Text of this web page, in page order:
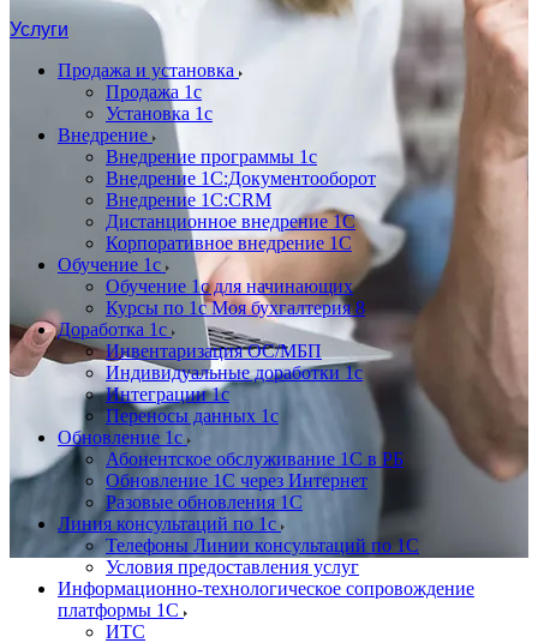
Услуги
Продажа и установка
Продажа 1с
Установка 1с
Внедрение
Внедрение программы 1с
Внедрение 1С:Документооборот
Внедрение 1С:CRM
Дистанционное внедрение 1С
Корпоративное внедрение 1С
Обучение 1с
Обучение 1с для начинающих
Курсы по 1с Моя бухгалтерия 8
Доработка 1с
Инвентаризация ОС/МБП
Индивидуальные доработки 1с
Интеграции 1с
Переносы данных 1с
Обновление 1с
Абонентское обслуживание 1С в РБ
Обновление 1С через Интернет
Разовые обновления 1С
Линия консультаций по 1с
Телефоны Линии консультаций по 1С
Условия предоставления услуг
Информационно-технологическое сопровождение
платформы 1С
ИТС